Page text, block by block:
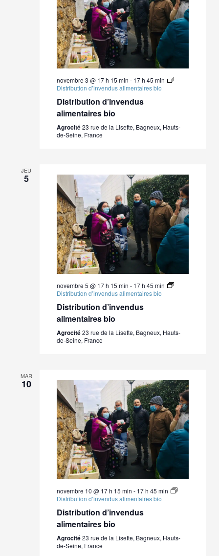
novembre 3 @ 17 h 15 min - 17 h 45 min
Distribution d’invendus alimentaires bio
Distribution d’invendus
alimentaires bio
Agrocité23 rue de la Lisette, Bagneux, Hauts-
de-Seine, France
JEU
5
novembre 5 @ 17 h 15 min - 17 h 45 min
Distribution d’invendus alimentaires bio
Distribution d’invendus
alimentaires bio
Agrocité23 rue de la Lisette, Bagneux, Hauts-
de-Seine, France
MAR
10
novembre 10 @ 17 h 15 min - 17 h 45 min
Distribution d’invendus alimentaires bio
Distribution d’invendus
alimentaires bio
Agrocité23 rue de la Lisette, Bagneux, Hauts-
de-Seine, France